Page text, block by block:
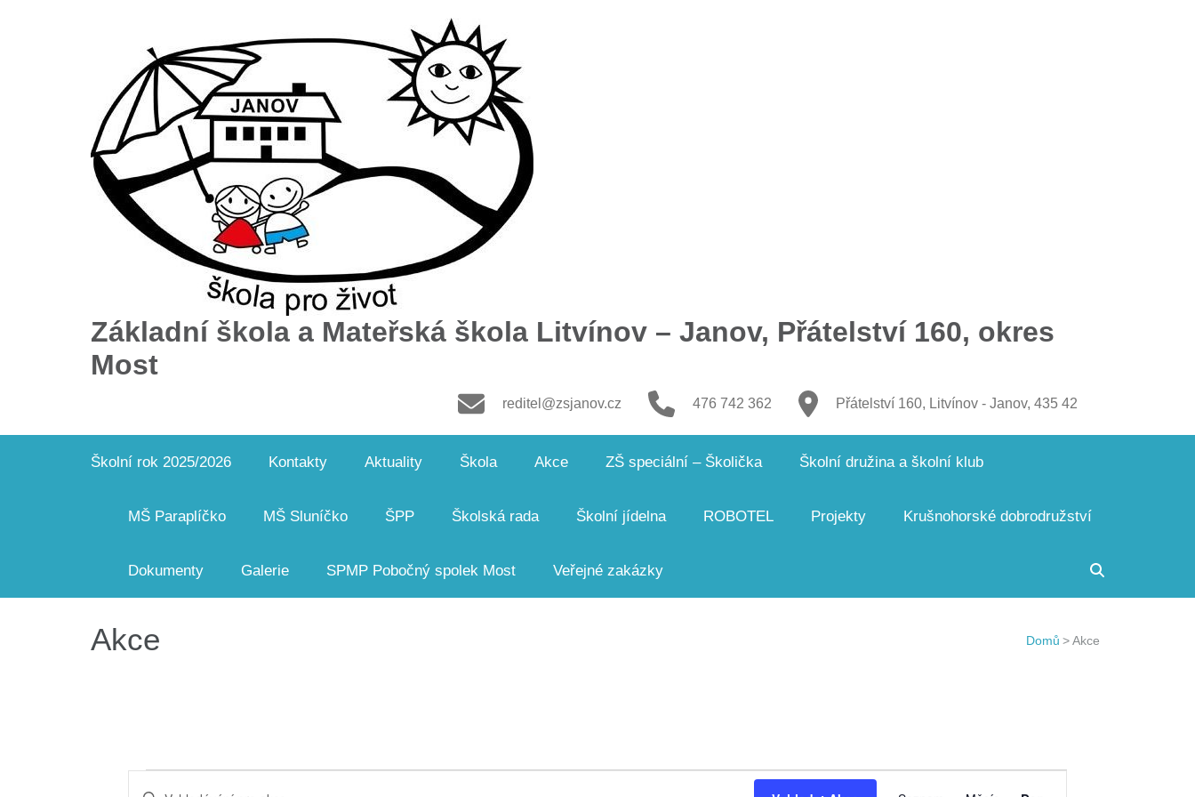
Základní škola a Mateřská škola Litvínov – Janov, Přátelství 160, okres
Most
Přátelství 160, Litvínov - Janov, 435 42
476 742 362
reditel@zsjanov.cz
Školní rok 2025/2026 Kontakty Aktuality Škola Akce ZŠ speciální – Školička Školní družina a školní klub
MŠ Paraplíčko MŠ Sluníčko ŠPP Školská rada Školní jídelna ROBOTEL Projekty Krušnohorské dobrodružství
Dokumenty Galerie SPMP Pobočný spolek Most Veřejné zakázky
Akce Domů >Akce
Akce
Enter